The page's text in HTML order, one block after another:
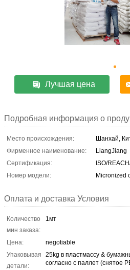
Лучшая цена
Подробная информация о
Место происхождения:
Шанхай,
Фирменное наименование:
LiangJiang
Сертификация:
ISO/
Номер модели:
Micronized
Оплата и доставка Условия
Количество
мин заказа:
1мт
Цена:
negotiable
Упаковывая
детали:
25kg в пластмассу &
согласно с паллет (снятое